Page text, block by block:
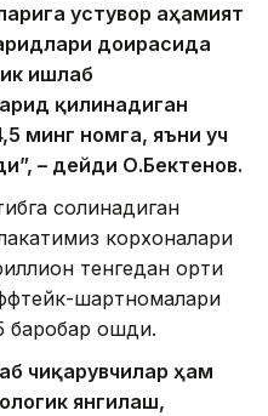
устувор аҳамият
доирасида
ишлаб
қилинадиган
минг номга, яъни уч
– дейди О.Бектенов.
солинадиган
корхоналари
тенгедан ортиқ
шартномалари
баробар ошди.
чиқарувчилар ҳам
янгилаш,